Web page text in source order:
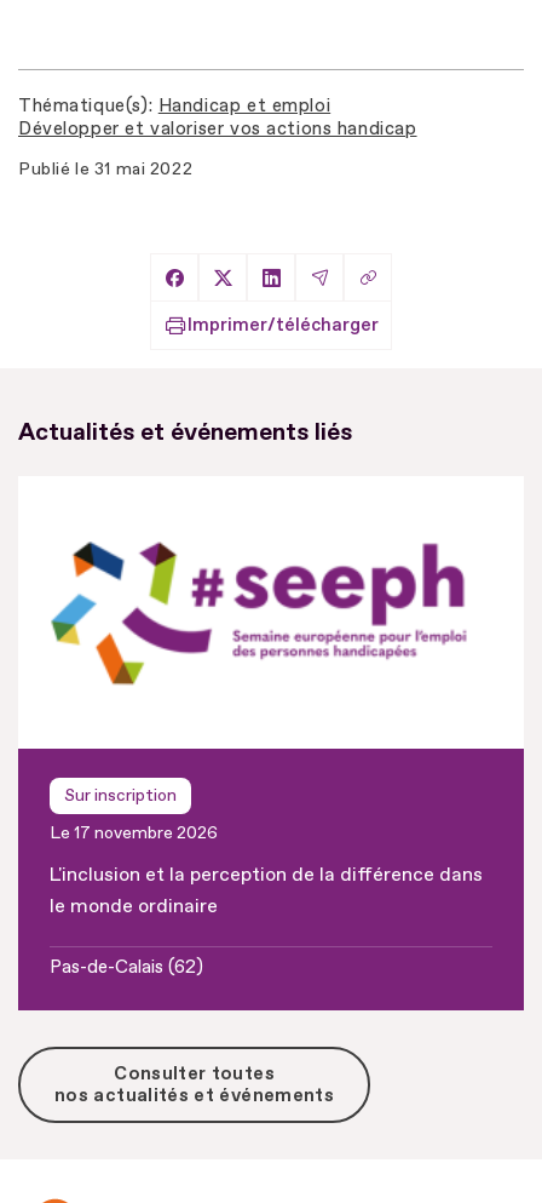
Thématique(s) Handicap et emploi
Développer et valoriser vos actions handicap
Publié le 31 mai 2022
Partager sur Facebook
Partager sur X
Partager sur LinkedIn
Partager par Email
Copier le lien
Imprimer/télécharger
Actualités et événements liés
Sur inscription
Le 17 novembre 2026
L'inclusion et la perception de la différence dans
le monde ordinaire
Pas-de-Calais (62)
Consulter toutes
nos actualités et événements